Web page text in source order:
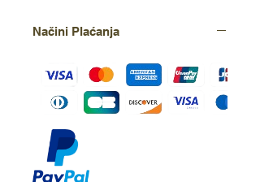
Načini Plaćanja